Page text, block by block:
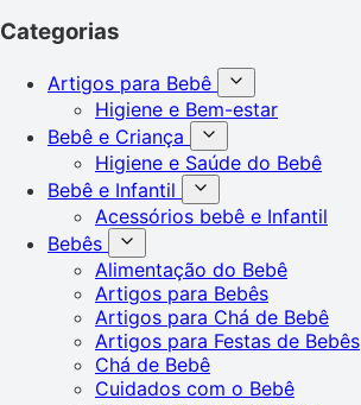
Categorias
Artigos para Bebê
Higiene e Bem-estar
Bebê e Criança
Higiene e Saúde do Bebê
Bebê e Infantil
Acessórios bebê e Infantil
Bebês
Alimentação do Bebê
Artigos para Bebês
Artigos para Chá de Bebê
Artigos para Festas de Bebês
Chá de Bebê
Cuidados com o Bebê